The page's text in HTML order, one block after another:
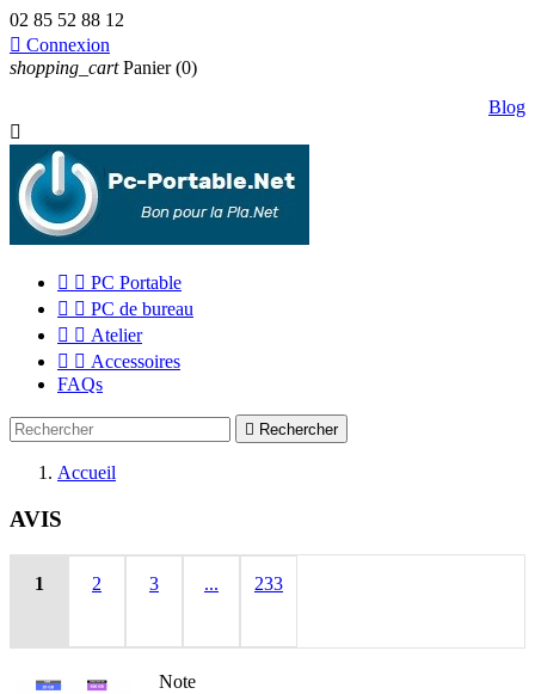
02 85 52 88 12
 Connexion
shopping_cart Panier (0)
Blog

  PC Portable
  PC de bureau
  Atelier
  Accessoires
FAQs
 Rechercher
Accueil
AVIS
1 2 3 ... 233
Note